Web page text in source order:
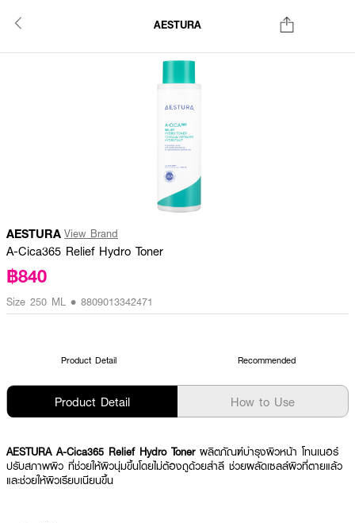
AESTURA
AESTURA View Brand
A-Cica365 Relief Hydro Toner
฿840
Size 250 ML • 8809013342471
Product Detail Recommended
Product Detail How to Use
AESTURA A-Cica365 Relief Hydro Toner ผลิตภัณฑ์บำรุงผิวหน้า โทนเนอร์
ปรับสภาพผิว ที่ช่วยให้ผิวนุ่มขึ้นโดยไม่ต้องถูด้วยสำลี ช่วยผลัดเซลล์ผิวที่ตายแล้ว
และช่วยให้ผิวเรียบเนียนขึ้น